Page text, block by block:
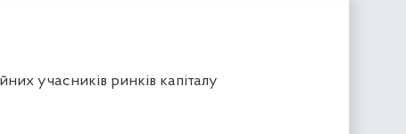
учасників ринків капіталу